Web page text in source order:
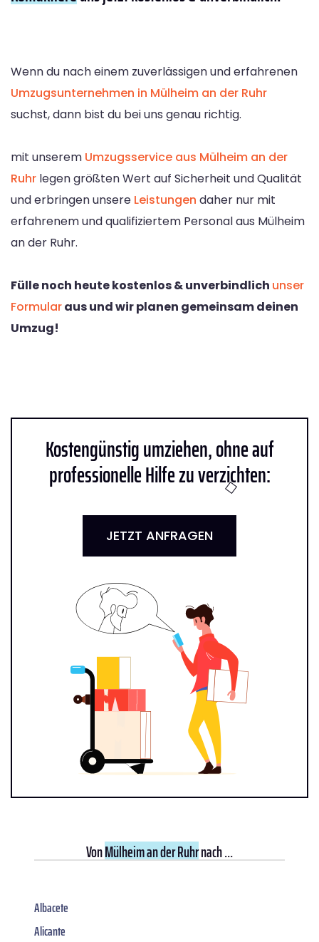
Wenn du nach einem zuverlässigen und erfahrenen
Umzugsunternehmen in Mülheim an der Ruhr
suchst, dann bist du bei uns genau richtig.
mit unserem Umzugsservice aus Mülheim an der
Ruhr legen größten Wert auf Sicherheit und Qualität
und erbringen unsere Leistungen daher nur mit
erfahrenem und qualifiziertem Personal aus Mülheim
an der Ruhr.
Fülle noch heute kostenlos & unverbindlich unser
Formularaus und wir planen gemeinsam deinen
Umzug!
Kostengünstig umziehen, ohne auf
professionelle Hilfe zu verzichten:
JETZT ANFRAGEN
VonMülheim an der Ruhrnach ...
Albacete
Alicante